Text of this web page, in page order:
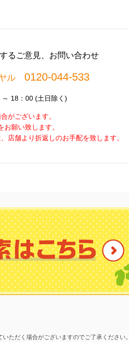
る ご意見、お問い合わせ
ル 0120-044-533
18：00 (土日除く)
がございます。
願い致します。
店舗より折返しのお手配を致します。
ただく場合がございますのでご了承ください。